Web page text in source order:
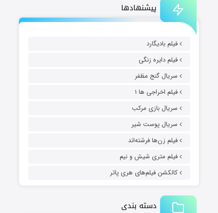
پیشنهادها
فیلم بادیگارد
فیلم دایره زنگی
سریال گنج مظفر
فیلم اخراجی ها ۱
سریال بازی مرکب
سریال پوست شیر
فیلم زن‌ها فرشته‌اند
فیلم متری شیش و نیم
کالکشن فیلم‌های هری پاتر
دسته بندی